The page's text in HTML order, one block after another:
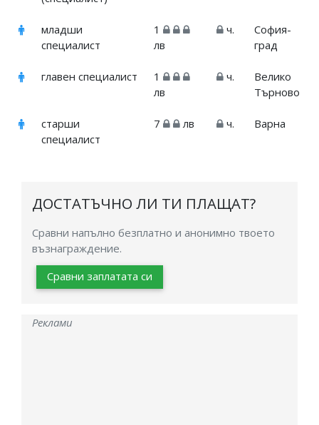
младши
специалист
1
лв
ч.
София-
град
главен специалист
1
лв
ч.
Велико
Търново
старши
специалист
7 лв ч. Варна
ДОСТАТЪЧНО ЛИ ТИ ПЛАЩАТ?
Сравни напълно безплатно и анонимно твоето
възнаграждение.
Сравни заплатата си
Реклами